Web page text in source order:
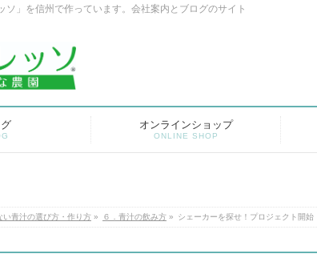
ソ」を信州で作っています。会社案内とブログのサイト
オンラインショップ
ONLINE SHOP
い青汁の選び方・作り方 » ６．青汁の飲み方 » シェーカーを探せ！プロジェクト開始